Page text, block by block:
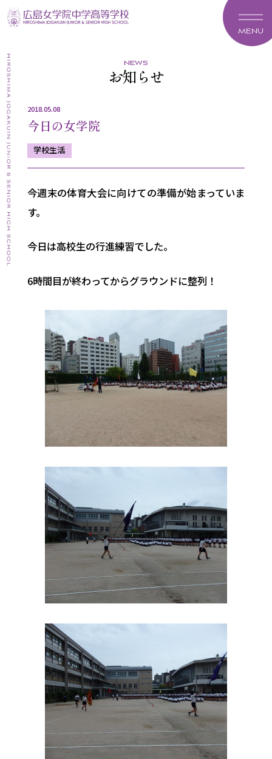
MENU
news
お知らせ
2018.05.08
今日の女学院
学校生活
今週末の体育大会に向けての準備が始まっていま
す。
今日は高校生の行進練習でした。
6時間目が終わってからグラウンドに整列！